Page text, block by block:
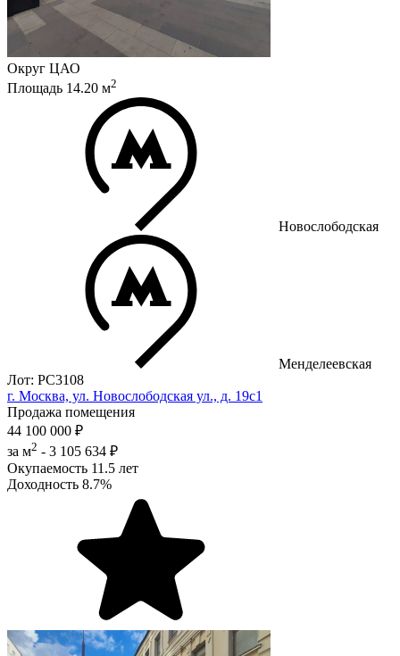
Округ ЦАО
Площадь 14.20 м2
Новослободская
Менделеевская
Лот: РС3108
г. Москва, ул. Новослободская ул., д. 19с1
Продажа помещения
44 100 000 ₽
за м2 - 3 105 634 ₽
Окупаемость 11.5 лет
Доходность 8.7%